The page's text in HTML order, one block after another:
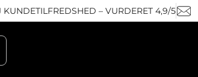
– VURDERET 4,9/5